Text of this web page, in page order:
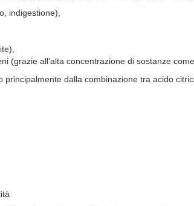
indigestione),
(grazie all’alta concentrazione di sostanze
dalla combinazione tra acido